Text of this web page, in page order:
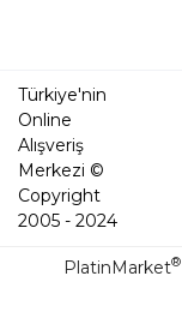
Türkiye'nin
Online
Alışveriş
Merkezi ©
Copyright
2005 - 2024
PlatinMarket®